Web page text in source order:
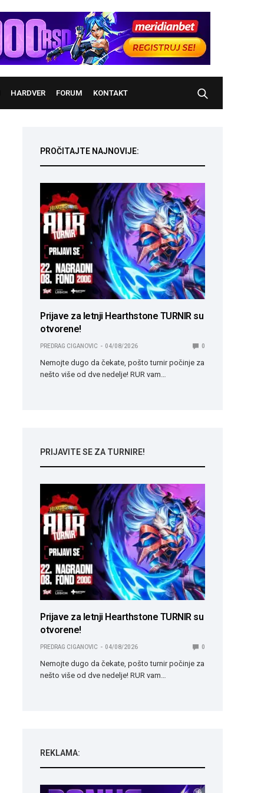
HARDVER FORUM KONTAKT
PROČITAJTE NAJNOVIJE:
Prijave za letnji Hearthstone TURNIR su
otvorene!
PREDRAG CIGANOVIC 04/08/2026 0
Nemojte dugo da čekate, pošto turnir počinje za
nešto više od dve nedelje! RUR vam…
PRIJAVITE SE ZA TURNIRE!
Prijave za letnji Hearthstone TURNIR su
otvorene!
PREDRAG CIGANOVIC 04/08/2026 0
Nemojte dugo da čekate, pošto turnir počinje za
nešto više od dve nedelje! RUR vam…
REKLAMA: